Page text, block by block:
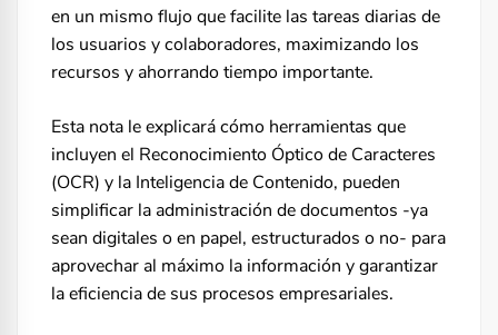
en un mismo flujo que facilite las tareas diarias de
los usuarios y colaboradores, maximizando los
recursos y ahorrando tiempo importante.
Esta nota le explicará cómo herramientas que
incluyen el Reconocimiento Óptico de Caracteres
(OCR) y la Inteligencia de Contenido, pueden
simplificar la administración de documentos -ya
sean digitales o en papel, estructurados o no- para
aprovechar al máximo la información y garantizar
la eficiencia de sus procesos empresariales.